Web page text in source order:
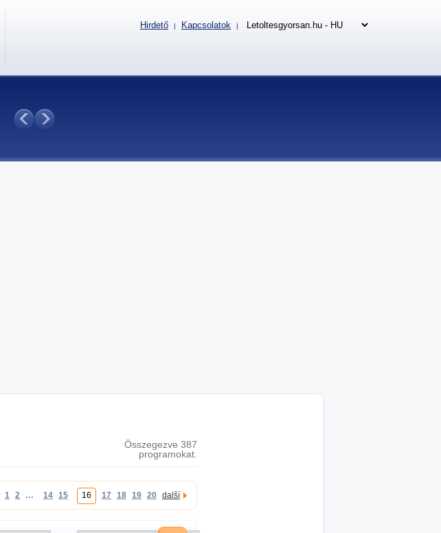
Összegezve 387
programokat.
1 2 … 14 15 16 17 18 19 20 další
Hirdető | Kapcsolatok |